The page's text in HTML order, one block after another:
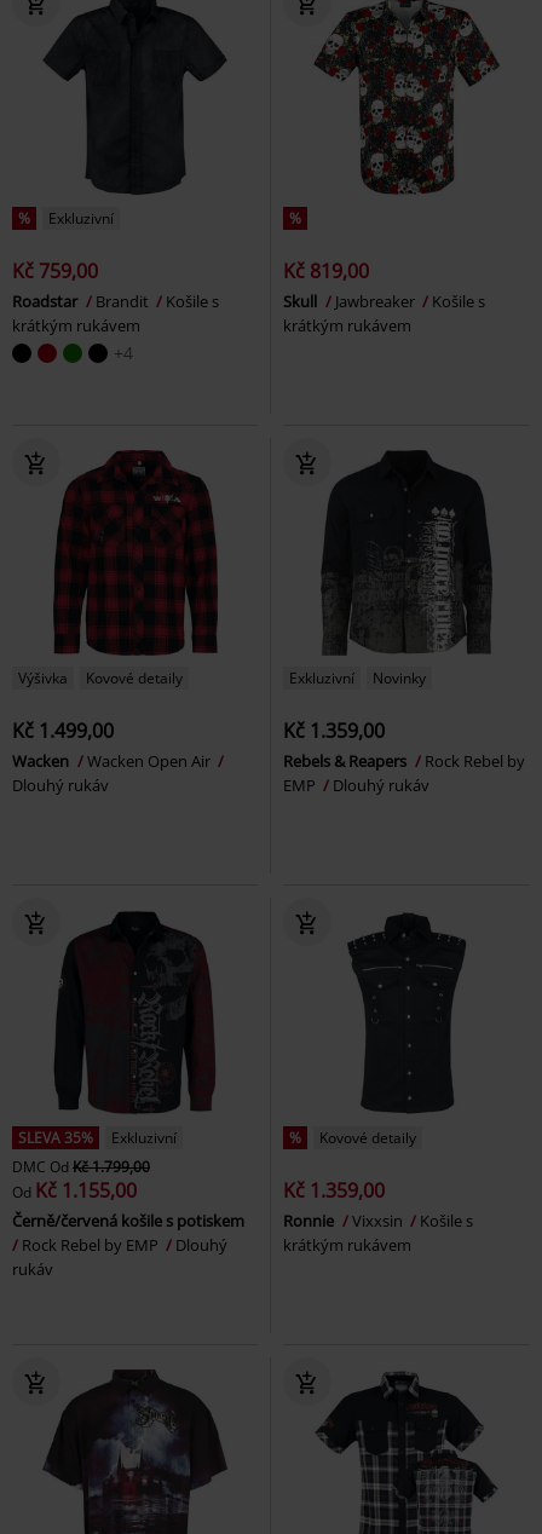
% Exkluzivní
Kč 759,00
Roadstar Brandit
Košile s
krátkým rukávem
+4
%
Kč 819,00
Skull Jawbreaker
Košile s
krátkým rukávem
Výšivka Kovové detaily
Kč 1.499,00
Wacken
Wacken Open Air
Dlouhý rukáv
Exkluzivní Novinky
Kč 1.359,00
Rebels & Reapers
Rock Rebel by
EMP
Dlouhý rukáv
SLEVA 35%
Exkluzivní
DMC Od Kč 1.799,00
Od Kč 1.155,00
Černě/červená košile s potiskem
Rock Rebel by EMP
Dlouhý
rukáv
% Kovové detaily
Kč 1.359,00
Ronnie Vixxsin
Košile s
krátkým rukávem